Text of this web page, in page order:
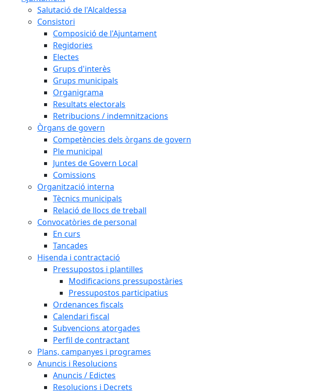
Salutació de l'Alcaldessa
Consistori
Composició de l'Ajuntament
Regidories
Electes
Grups d'interès
Grups municipals
Organigrama
Resultats electorals
Retribucions / indemnitzacions
Òrgans de govern
Competències dels òrgans de govern
Ple municipal
Juntes de Govern Local
Comissions
Organització interna
Tècnics municipals
Relació de llocs de treball
Convocatòries de personal
En curs
Tancades
Hisenda i contractació
Pressupostos i plantilles
Modificacions pressupostàries
Pressupostos participatius
Ordenances fiscals
Calendari fiscal
Subvencions atorgades
Perfil de contractant
Plans, campanyes i programes
Anuncis i Resolucions
Anuncis / Edictes
Resolucions i Decrets